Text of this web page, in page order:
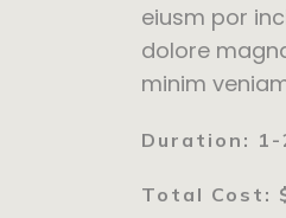
eiusm por
dolore
minim
Duration: 1-
Total Cost: